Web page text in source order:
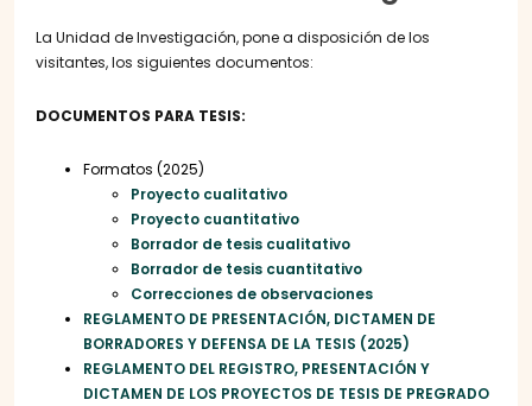
La Unidad de Investigación, pone a disposición de los
visitantes, los siguientes documentos:
DOCUMENTOS PARA TESIS:
Formatos (2025)
Proyecto cualitativo
Proyecto cuantitativo
Borrador de tesis cualitativo
Borrador de tesis cuantitativo
Correcciones de observaciones
REGLAMENTO DE PRESENTACIÓN, DICTAMEN DE
BORRADORES Y DEFENSA DE LA TESIS (2025)
REGLAMENTO DEL REGISTRO, PRESENTACIÓN Y
DICTAMEN DE LOS PROYECTOS DE TESIS DE PREGRADO